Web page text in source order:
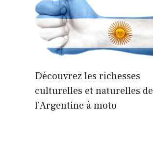
Découvrez les richesses
culturelles et naturelles de
l’Argentine à moto